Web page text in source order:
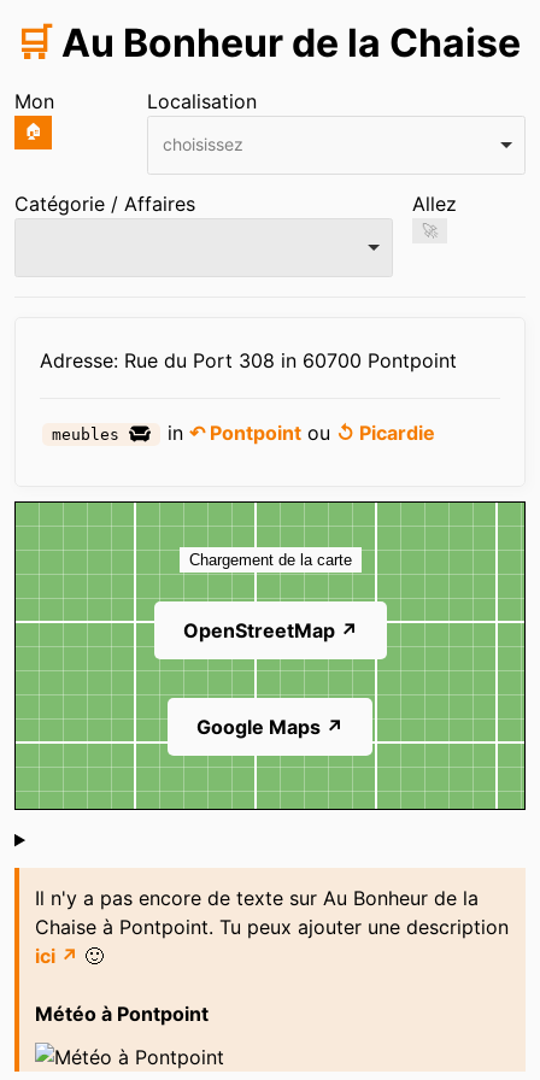
🛒 Au Bonheur de la Chaise
Mon
🏠
Localisation
choisissez
Catégorie / Affaires Allez
🚀
Adresse: Rue du Port 308 in 60700 Pontpoint
meubles in↶ Pontpoint ou ↺ Picardie
Carte
Chargement de la carte
OpenStreetMap ↗
Google Maps ↗
Shoutbox
Il n'y a pas encore de texte sur Au Bonheur de la
Chaise à Pontpoint. Tu peux ajouter une description
ici ↗ 🙂
Météo à Pontpoint